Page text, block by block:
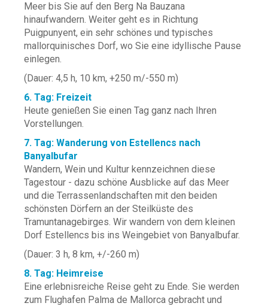
Meer bis Sie auf den Berg Na Bauzana
hinaufwandern. Weiter geht es in Richtung
Puigpunyent, ein sehr schönes und typisches
mallorquinisches Dorf, wo Sie eine idyllische Pause
einlegen.
(Dauer: 4,5 h, 10 km, +250 m/-550 m)
6. Tag: Freizeit
Heute genießen Sie einen Tag ganz nach Ihren
Vorstellungen.
7. Tag: Wanderung von Estellencs nach
Banyalbufar
Wandern, Wein und Kultur kennzeichnen diese
Tagestour - dazu schöne Ausblicke auf das Meer
und die Terrassenlandschaften mit den beiden
schönsten Dörfern an der Steilküste des
Tramuntanagebirges. Wir wandern von dem kleinen
Dorf Estellencs bis ins Weingebiet von Banyalbufar.
(Dauer: 3 h, 8 km, +/-260 m)
8. Tag: Heimreise
Eine erlebnisreiche Reise geht zu Ende. Sie werden
zum Flughafen Palma de Mallorca gebracht und